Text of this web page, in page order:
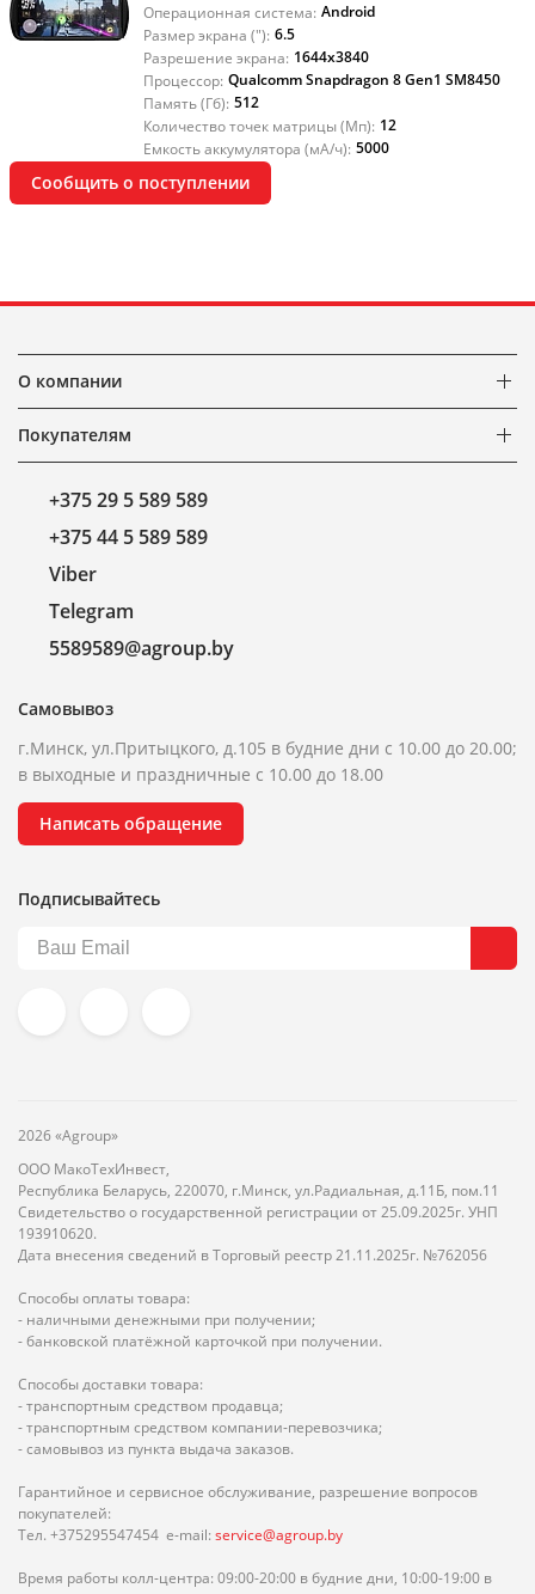
Операционная система: Android
Размер экрана ("): 6.5
Разрешение экрана: 1644x3840
Процессор: Qualcomm Snapdragon 8 Gen1 SM8450
Память (Гб): 512
Количество точек матрицы (Мп): 12
Емкость аккумулятора (мА/ч): 5000
Сообщить о поступлении
О компании
Покупателям
+375 29 5 589 589
+375 44 5 589 589
Viber
Telegram
5589589@agroup.by
Самовывоз
г.Минск, ул.Притыцкого, д.105 в будние дни с 10.00 до 20.00;
в выходные и праздничные с 10.00 до 18.00
Написать обращение
Подписывайтесь
2026 «Agroup»
ООО МакоТехИнвест,
Республика Беларусь, 220070, г.Минск, ул.Радиальная, д.11Б, пом.11
Свидетельство о государственной регистрации от 25.09.2025г. УНП
193910620.
Дата внесения сведений в Торговый реестр 21.11.2025г. №762056
Способы оплаты товара:
- наличными денежными при получении;
- банковской платёжной карточкой при получении.
Способы доставки товара:
- транспортным средством продавца;
- транспортным средством компании-перевозчика;
- самовывоз из пункта выдача заказов.
Гарантийное и сервисное обслуживание, разрешение вопросов
покупателей:
Тел. +375295547454 e-mail: service@agroup.by
Время работы колл-центра: 09:00-20:00 в будние дни, 10:00-19:00 в